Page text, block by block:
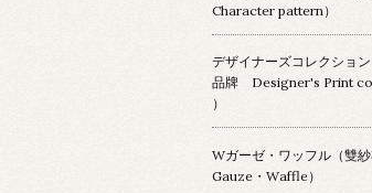
Character pattern）
デザイナーズコレクショ
品牌 Designer's Print
）
Wガーゼ・ワッフル（雙
Gauze・Waffle）